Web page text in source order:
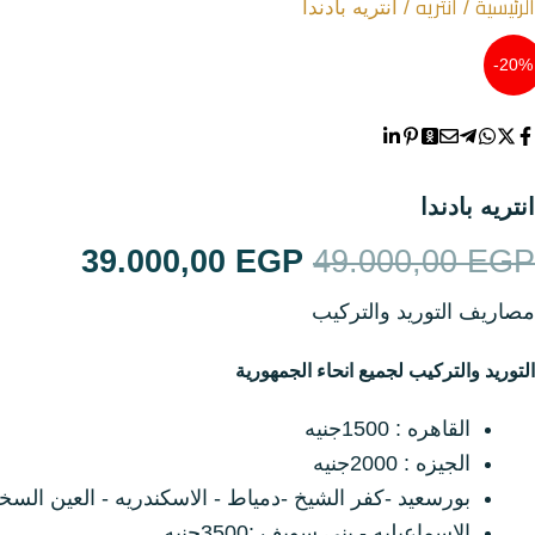
/ / انتريه بادندا
20%-
انتريه بادندا
49.000,00EGP
السعر
هو:
39.000,00 EGP
السعر
مصاريف التوريد والتركيب
التوريد والتركيب لجميع انحاء الجمهورية
القاهره : 1500جنيه
الجيزه : 2000جنيه
بورسعيد -كفر الشيخ -دمياط - الاسكندريه - العين السخنه :
مراتب